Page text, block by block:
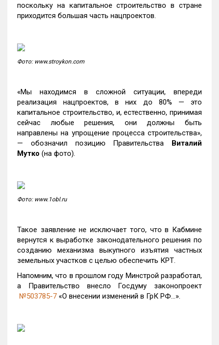
поскольку на капитальное строительство в стране
приходится большая часть нацпроектов.
Фото: www.stroykon.com
«Мы находимся в сложной ситуации, впереди
реализация нацпроектов, в них до 80% — это
капитальное строительство, и, естественно, принимая
сейчас любые решения, они должны быть
направлены на упрощение процесса строительства»,
— обозначил позицию Правительства Виталий
Мутко (на фото).
Фото: www.1obl.ru
Такое заявление не исключает того, что в Кабмине
вернутся к выработке законодательного решения по
созданию механизма выкупного изъятия частных
земельных участков с целью обеспечить КРТ.
Напомним, что в прошлом году Минстрой разработал,
а Правительство внесло Госдуму законопроект
№503785-7 «О внесении изменений в ГрК РФ…».